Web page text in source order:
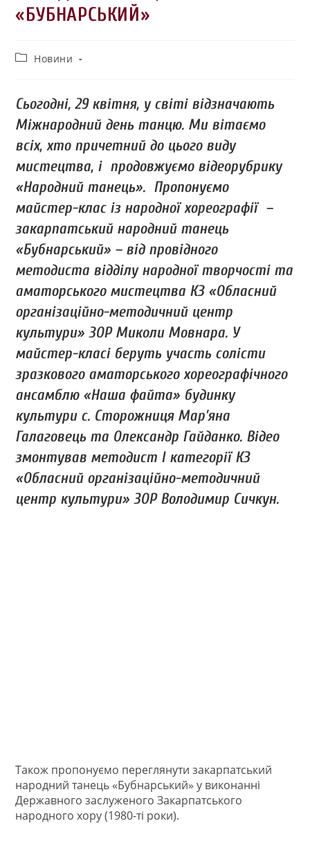
«БУБНАРСЬКИЙ»
Новини
Сьогодні, 29 квітня, у світі відзначають
Міжнародний день танцю. Ми вітаємо
всіх, хто причетний до цього виду
мистецтва, і продовжуємо відеорубрику
«Народний танець». Пропонуємо
майстер-клас із народної хореографії –
закарпатський народний танець
«Бубнарський» – від провідного
методиста відділу народної творчості та
аматорського мистецтва КЗ «Обласний
організаційно-методичний центр
культури» ЗОР Миколи Мовнара. У
майстер-класі беруть участь солісти
зразкового аматорського хореографічного
ансамблю «Наша файта» будинку
культури с. Сторожниця Мар’яна
Галаговець та Олександр Гайданко. Відео
змонтував методист І категорії КЗ
«Обласний організаційно-методичний
центр культури» ЗОР Володимир Сичкун.
Також пропонуємо переглянути закарпатський
народний танець «Бубнарський» у виконанні
Державного заслуженого Закарпатського
народного хору (1980-ті роки).